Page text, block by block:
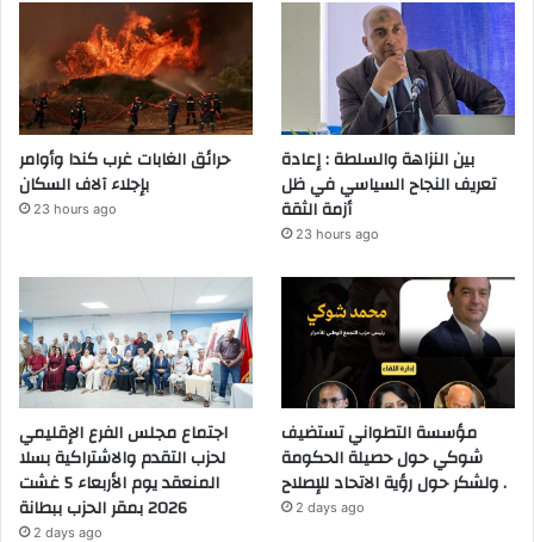
حرائق الغابات غرب كندا وأوامر
بإجلاء آلاف السكان
23 hours ago
بين النزاهة والسلطة : إعادة
تعريف النجاح السياسي في ظل
أزمة الثقة
23 hours ago
اجتماع مجلس الفرع الإقليمي
لحزب التقدم والاشتراكية بسلا
المنعقد يوم الأربعاء 5 غشت
2026 بمقر الحزب ببطانة
2 days ago
مؤسسة التطواني تستضيف
شوكي حول حصيلة الحكومة
ولشكر حول رؤية الاتحاد للإصلاح .
2 days ago